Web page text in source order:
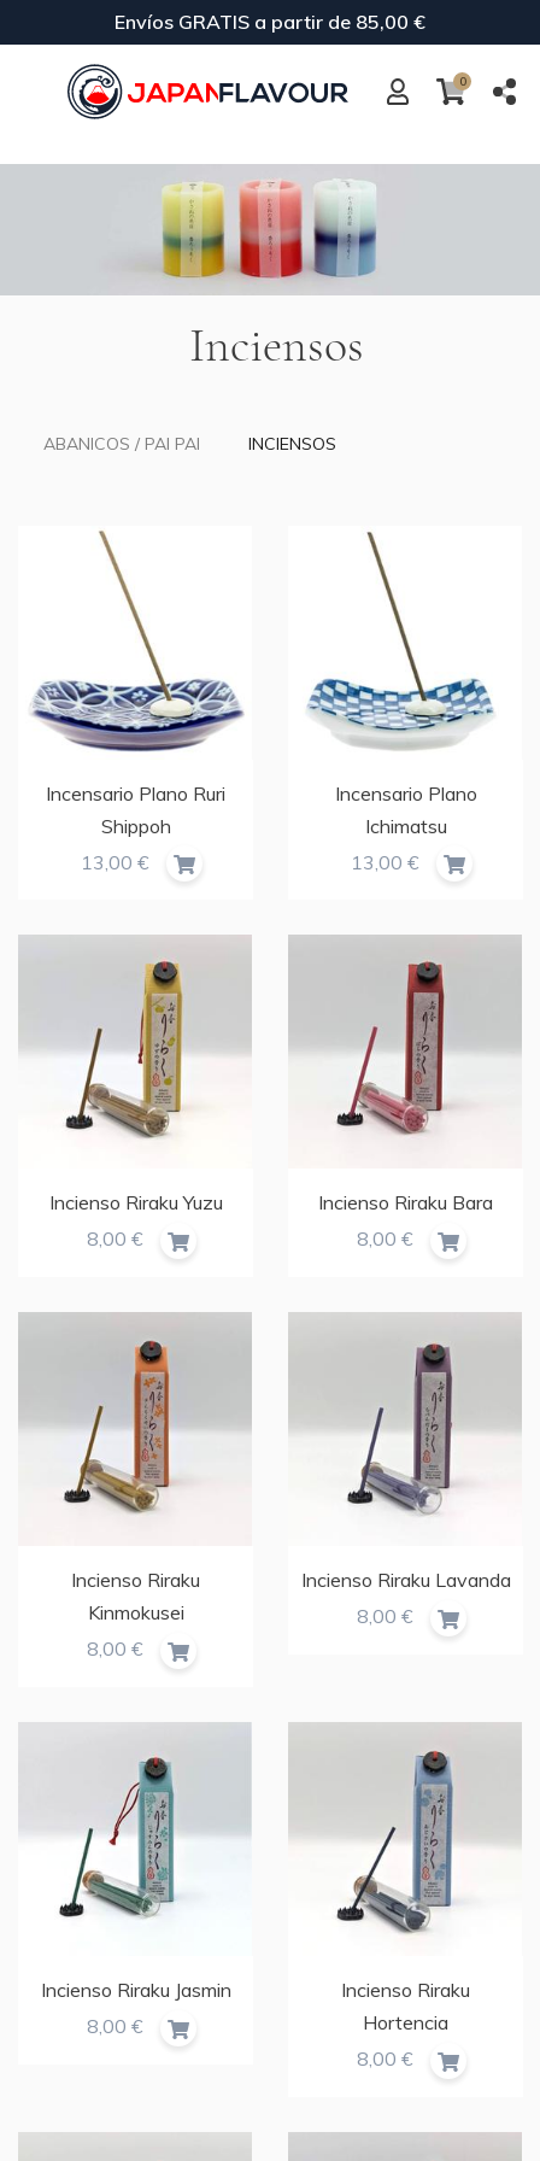
Envíos GRATIS a partir de 85,00 €
0
Inciensos
ABANICOS / PAI PAI INCIENSOS
Incensario Plano Ruri
Shippoh
13,00 €
Incensario Plano
Ichimatsu
13,00 €
Incienso Riraku Yuzu
8,00 €
Incienso Riraku Bara
8,00 €
Incienso Riraku
Kinmokusei
8,00 €
Incienso Riraku Lavanda
8,00 €
Incienso Riraku Jasmin
8,00 €
Incienso Riraku
Hortencia
8,00 €